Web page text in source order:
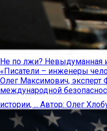
Не по лжи? Невыдуманная
«Писатели – инженеры
Олег Максимович, эксперт
международной
истории, ... Автор: Олег